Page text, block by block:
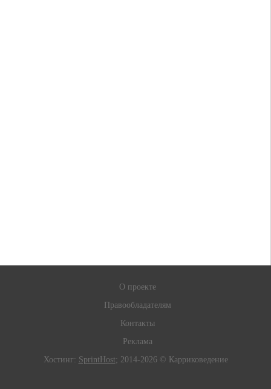
О проекте
Правообладателям
Контакты
Реклама
Хостинг: SprintHost; 2014-2026 © Карриковедение